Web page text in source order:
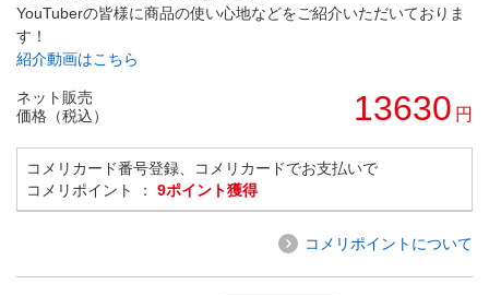
YouTuberの皆様に商品の使い心地などをご紹介いただいておりま
す！
紹介動画はこちら
ネット販売
価格（税込）
13630 円
コメリカード番号登録、コメリカードでお支払いで
コメリポイント ： 9ポイント獲得
コメリポイントについて